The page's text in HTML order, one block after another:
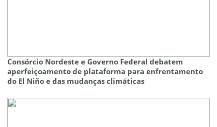
Consórcio Nordeste e Governo Federal debatem
aperfeiçoamento de plataforma para enfrentamento
do El Niño e das mudanças climáticas